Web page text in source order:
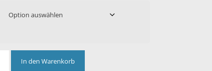
In den Warenkorb